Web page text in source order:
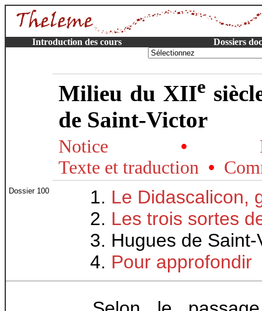
Introduction des cours Dossiers
Milieu du XIIe
de Saint-Victor
Notice •
Texte et traduction •
Dossier 100
Le Didascalicon,
Les trois sortes
Hugues de
Pour approfondir